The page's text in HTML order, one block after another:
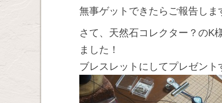
無事ゲットできたらご報告し
さて、天然石コレクター？のK
ました！
ブレスレットにしてプレゼン